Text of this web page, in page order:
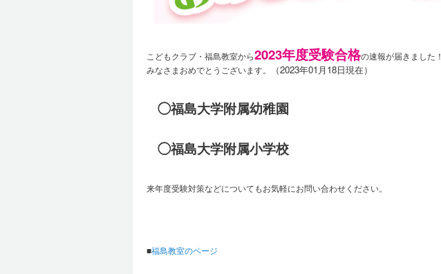
こどもクラブ・福島教室から2023年度受験合格の速報が届きました！
みなさまおめでとうございます。
（2023年01月18日現在）
◯福島大学附属幼稚園
◯福島大学附属小学校
来年度受験対策などについてもお気軽にお問い合わせください。
■福島教室のページ